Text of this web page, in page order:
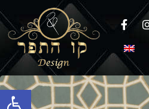
Open toolbar